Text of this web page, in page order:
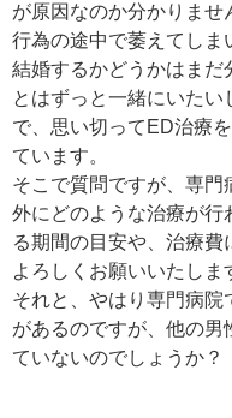
が原因なのか分かりませ
行為の途中で萎えてしま
結婚するかどうかはまだ
とはずっと一緒にいた
で、思い切ってED治療
ています。
そこで質問ですが、専門
外にどのような治療が行
る期間の目安や、治療
よろしくお願いいたしま
それと、やはり専門病院
があるのですが、他の男
ていないのでしょうか？